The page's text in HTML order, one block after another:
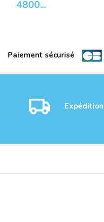
4800...
Paiement sécurisé